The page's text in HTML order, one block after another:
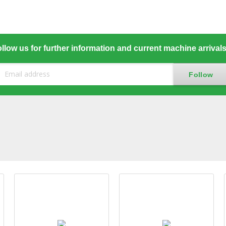
us for further information and current machine arrivals